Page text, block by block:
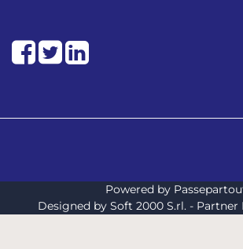
Facebook
TwitterLinkedIn
Powered by
Designed by Soft 2000 S.rl. - Partner